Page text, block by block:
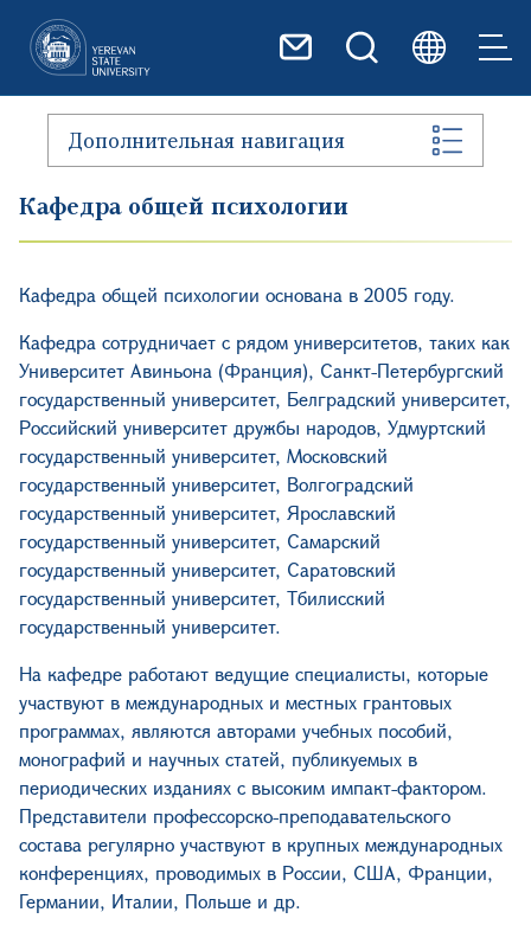
Дополнительная навигация
Кафедра общей психологии
Кафедра общей психологии основана в 2005 году.
Кафедра сотрудничает с рядом университетов, таких как
Университет Авиньона (Франция), Санкт-Петербургский
государственный университет, Белградский университет,
Российский университет дружбы народов, Удмуртский
государственный университет, Московский
государственный университет, Волгоградский
государственный университет, Ярославский
государственный университет, Самарский
государственный университет, Саратовский
государственный университет, Тбилисский
государственный университет.
На кафедре работают ведущие специалисты, которые
участвуют в международных и местных грантовых
программах, являются авторами учебных пособий,
монографий и научных статей, публикуемых в
периодических изданиях с высоким импакт-фактором.
Представители профессорско-преподавательского
состава регулярно участвуют в крупных международных
конференциях, проводимых в России, США, Франции,
Германии, Италии, Польше и др.